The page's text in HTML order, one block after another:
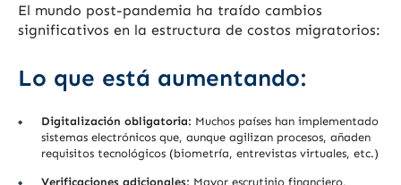
El mundo post-pandemia ha traído cambios
significativos en la estructura de costos migratorios:
Lo que está aumentando:
Digitalización obligatoria: Muchos países han implementado
sistemas electrónicos que, aunque agilizan procesos, añaden
requisitos tecnológicos (biometría, entrevistas virtuales, etc.)
Verificaciones adicionales: Mayor escrutinio financiero,